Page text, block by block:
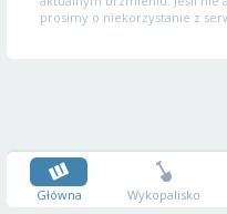
prosimy o niekorzystanie z
Główna Wykopalisko